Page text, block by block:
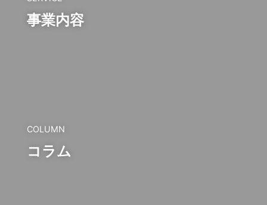
事業内容
COLUMN
コラム